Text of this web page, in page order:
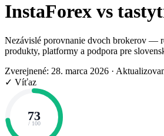
InstaForex vs
Nezávislé porovnanie dvoch brokerov —
produkty, platformy a podpora pre
Zverejnené: 28. marca 2026 ·
✓ Víťaz
73
/ 100